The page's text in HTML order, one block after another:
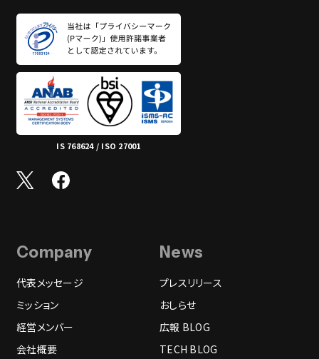
IS 768624 / ISO 27001
Company
代表メッセージ
ミッション
経営メンバー
会社概要
News
プレスリリース
おしらせ
広報 BLOG
TECH BLOG